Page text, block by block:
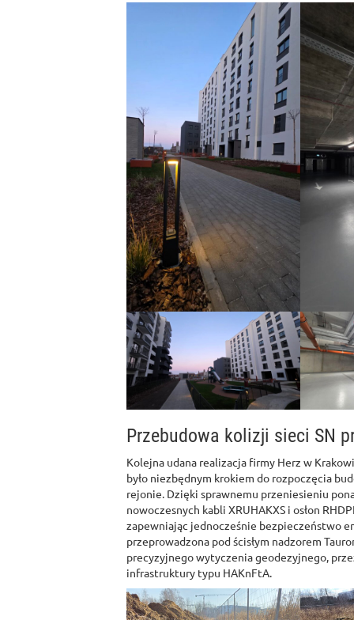
Przebudowa kolizji sieci SN
Kolejna udana realizacja firmy Herz w
było niezbędnym krokiem do rozpoczęcia
rejonie. Dzięki sprawnemu przeniesieniu
nowoczesnych kabli XRUHAKXS i osłon
zapewniając jednocześnie bezpieczeństwo
przeprowadzona pod ścisłym nadzorem
precyzyjnego wytyczenia geodezyjnego,
infrastruktury typu HAKnFtA.